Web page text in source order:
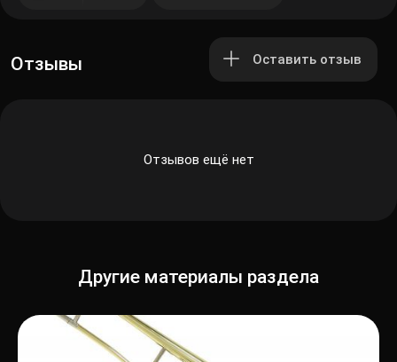
Отзывы Оставить отзыв
Отзывов ещё нет
Другие материалы раздела